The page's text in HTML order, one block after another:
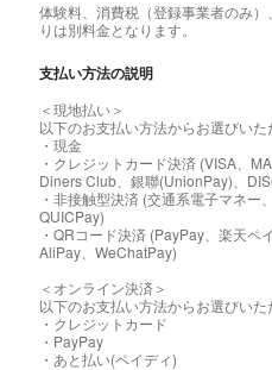
体験料、消費税（登録事業者のみ
りは別料金となります。
支払い方法の説明
＜現地払い＞
以下のお支払い方法からお選びいた
・現金
・クレジットカード決済 (VISA、
Diners Club、銀聯(UnionPay)、
・非接触型決済 (交通系電子マネー
QUICPay)
・QRコード決済 (PayPay、楽天ペ
AliPay、WeChatPay)
＜オンライン決済＞
以下のお支払い方法からお選びいた
・クレジットカード
・PayPay
・あと払い(ペイディ)